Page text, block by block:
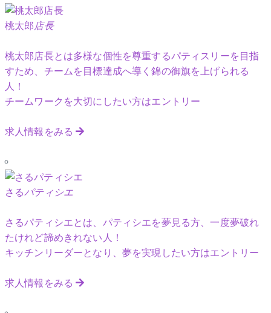
桃太郎店長
桃太郎店長とは多様な個性を尊重するパティスリーを目指
すため、チームを目標達成へ導く錦の御旗を上げられる
人！
チームワークを大切にしたい方はエントリー
求人情報をみる
さるパティシエ
さるパティシエとは、パティシエを夢見る方、一度夢破れ
たけれど諦めきれない人！
キッチンリーダーとなり、夢を実現したい方はエントリー
求人情報をみる